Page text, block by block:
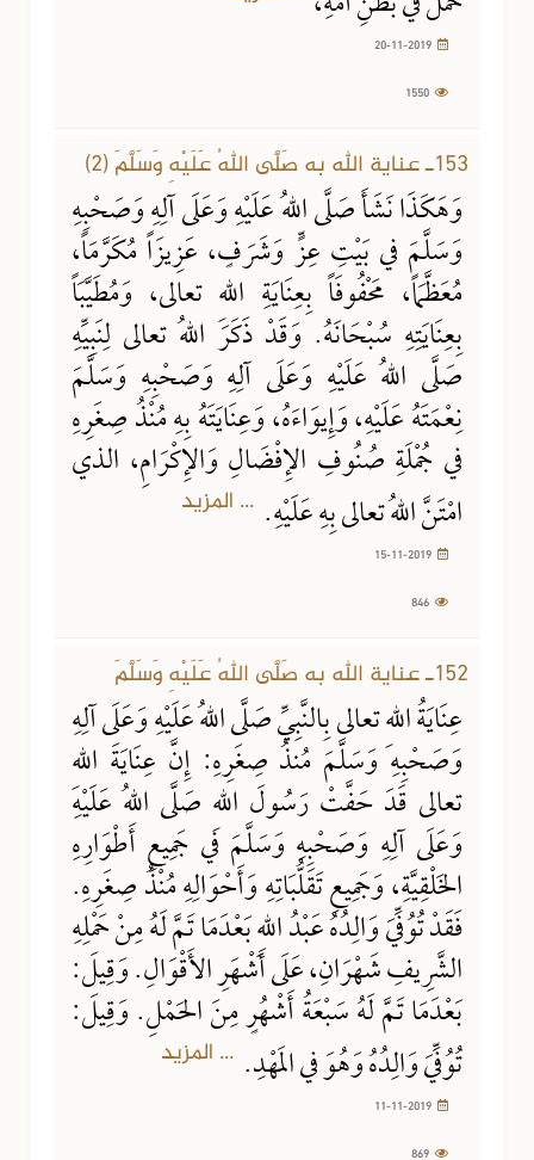
153ـ عناية الله به صَلَّى اللهُ عَلَيْهِ وَسَلَّمَ (2)
وَهَكَذَا نَشَأَ صَلَّى اللهُ عَلَيْهِ وَعَلَى آلِهِ وَصَحْبِهِ
وَسَلَّمَ في بَيْتِ عِزٍّ وَشَرَفٍ، عَزِيزَاً مُكَرَّمَاً،
مُعَظَّمَاً، مَحْفُوفَاً بِعِنَايَةِ اللهِ تعالى، وَمُطَيَّبَاً
بِعِنَايَتِهِ سُبْحَانَهُ. وَقَدْ ذَكَرَ اللهُ تعالى لِنَبِيِّهِ
صَلَّى اللهُ عَلَيْهِ وَعَلَى آلِهِ وَصَحْبِهِ وَسَلَّمَ
نِعْمَتَهُ عَلَيْهِ، وَإِيوَاءَهُ، وَعِنَايَتَهُ بِهِ مُنْذُ صِغَرِهِ
في جُمْلَةِ صُنُوفِ الإِفْضَالِ وَالإِكْرَامِ، الذي
امْتَنَّ اللهُ تعالى بِهِ عَلَيْهِ. ... المزيد
152ـ عناية الله به صَلَّى اللهُ عَلَيْهِ وَسَلَّمَ
عِنَايَةُ اللهِ تعالى بِالنَّبِيِّ صَلَّى اللهُ عَلَيْهِ وَعَلَى آلِهِ
وَصَحْبِهِ وَسَلَّمَ مُنذُ صِغَرِهِ: إِنَّ عِنَايَةَ اللهِ
تعالى قَدَ حَفَّتْ رَسُولَ اللهِ صَلَّى اللهُ عَلَيْهِ
وَعَلَى آلِهِ وَصَحْبِهِ وَسَلَّمَ في جَمِيعِ أَطْوَارِهِ
الخَلْقِيَّةِ، وَجَمِيعِ تَقَلُّبَاتِهِ وَأَحْوَالِهِ مُنْذُ صِغَرِهِ.
فَقَدْ تُوُفِّيَ وَالِدُهُ عَبْدُ اللهِ بَعْدَمَا تَمَّ لَهُ مِنْ حَمْلِهِ
الشَّرِيفِ شَهْرَانِ، عَلَى أَشْهَرِ الأَقْوَالِ. وَقِيلَ:
بَعْدَمَا تَمَّ لَهُ سَبْعَةُ أَشْهُرٍ مِنَ الحَمْلِ. وَقِيلَ:
تُوُفِّيَ وَالِدُهُ وَهُوَ في المَهْدِ. ... المزيد